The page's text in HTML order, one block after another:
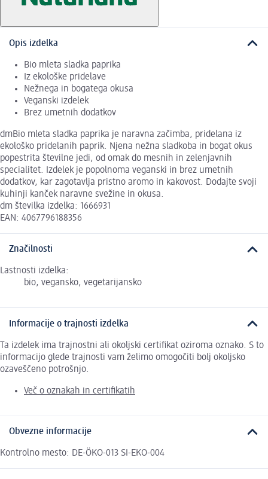
Opis izdelka
Bio mleta sladka paprika
Iz ekološke pridelave
Nežnega in bogatega okusa
Veganski izdelek
Brez umetnih dodatkov
dmBio mleta sladka paprika je naravna začimba, pridelana iz
ekološko pridelanih paprik. Njena nežna sladkoba in bogat okus
popestrita številne jedi, od omak do mesnih in zelenjavnih
specialitet. Izdelek je popolnoma veganski in brez umetnih
dodatkov, kar zagotavlja pristno aromo in kakovost. Dodajte svoji
kuhinji kanček naravne svežine in okusa.
dm številka izdelka: 1666931
EAN: 4067796188356
Značilnosti
Lastnosti izdelka:
bio, vegansko, vegetarijansko
Informacije o trajnosti izdelka
Ta izdelek ima trajnostni ali okoljski certifikat oziroma oznako. S to
informacijo glede trajnosti vam želimo omogočiti bolj okoljsko
ozaveščeno potrošnjo.
Več o oznakah in certifikatih
Obvezne informacije
Kontrolno mesto: DE-ÖKO-013 SI-EKO-004